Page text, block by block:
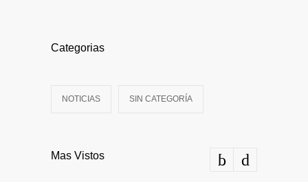
Categorias
NOTICIAS SIN CATEGORÍA
Mas Vistos